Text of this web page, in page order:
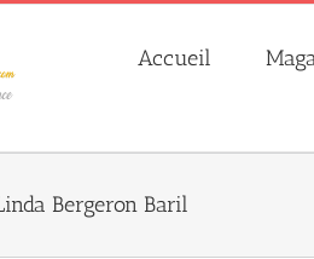
Accueil
Bergeron Baril